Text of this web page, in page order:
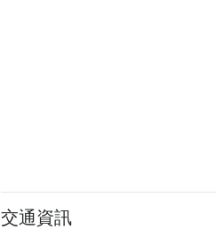
交通資訊